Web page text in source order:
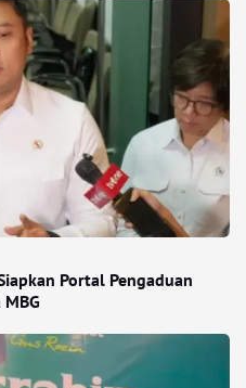
Portal Pengaduan